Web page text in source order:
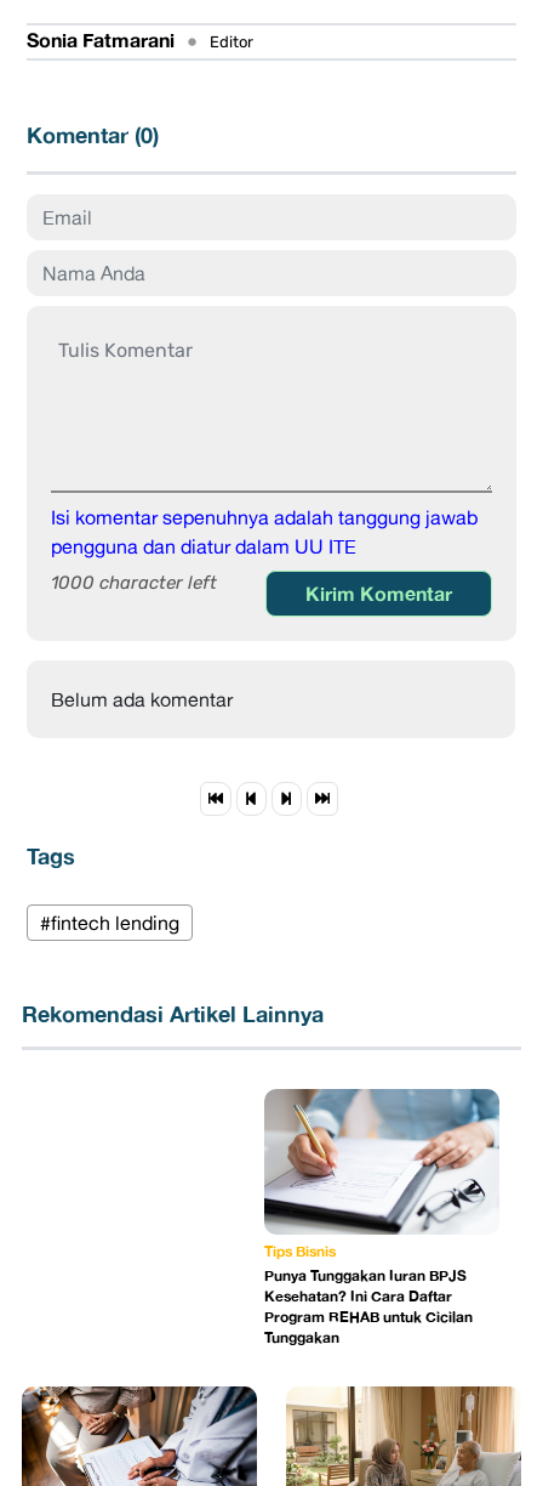
Sonia Fatmarani • Editor
Komentar (0)
Isi komentar sepenuhnya adalah tanggung jawab
pengguna dan diatur dalam UU ITE
1000 character left Kirim Komentar
Belum ada komentar
Tags
#fintech lending
Rekomendasi Artikel Lainnya
Tips Bisnis
Punya Tunggakan Iuran BPJS
Kesehatan? Ini Cara Daftar
Program REHAB untuk Cicilan
Tunggakan